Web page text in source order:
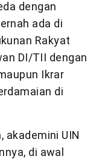
dengan
ada di
Rakyat
DI/TII dengan
Ikrar
di
akademini UIN
di awal